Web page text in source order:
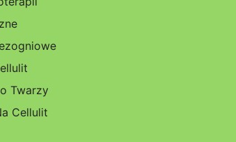
Twarzy
Cellulit